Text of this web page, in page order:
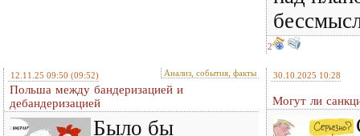
2
12.11.25 09:50 (09:52) Анализ, события, факты
Польша между бандеризацией и
дебандеризацией
Было бы
30.10.2025 10:28
Могут ли